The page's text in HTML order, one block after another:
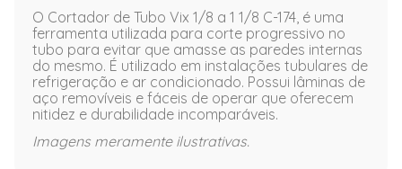
O Cortador de Tubo Vix 1/8 a 1 1/8 C-174, é uma
ferramenta utilizada para corte progressivo no
tubo para evitar que amasse as paredes internas
do mesmo. É utilizado em instalações tubulares de
refrigeração e ar condicionado. Possui lâminas de
aço removíveis e fáceis de operar que oferecem
nitidez e durabilidade incomparáveis.
Imagens meramente ilustrativas.